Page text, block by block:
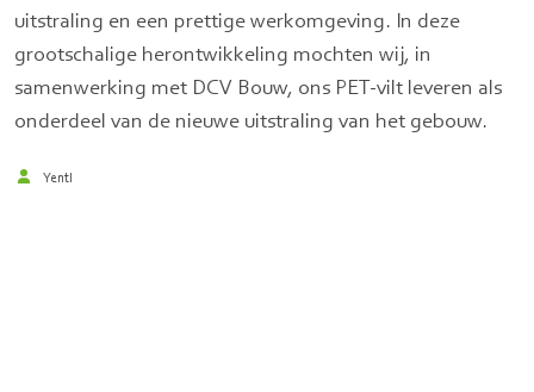
uitstraling en een prettige werkomgeving. In deze
grootschalige herontwikkeling mochten wij, in
samenwerking met DCV Bouw, ons PET‑vilt leveren als
onderdeel van de nieuwe uitstraling van het gebouw.
Yentl